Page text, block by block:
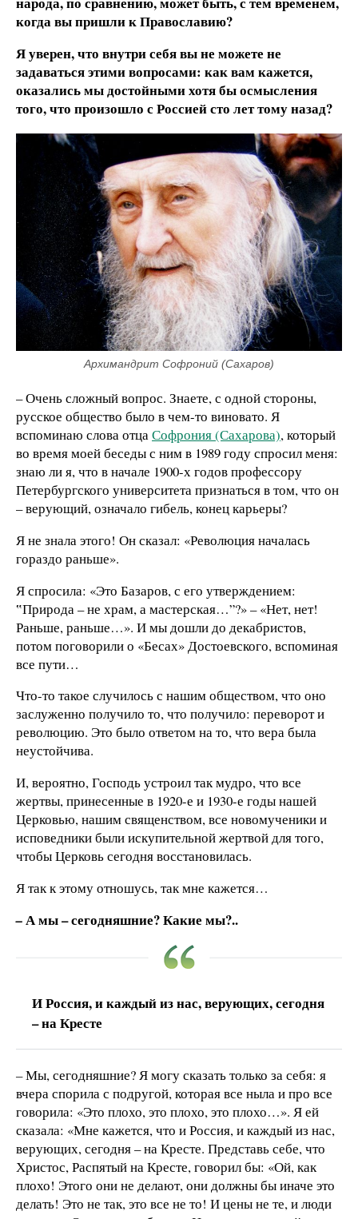
когда вы пришли к Православию?
Я уверен, что внутри себя вы не можете не
задаваться этими вопросами: как вам кажется,
оказались мы достойными хотя бы осмысления
того, что произошло с Россией сто лет тому назад?
Архимандрит Софроний (Сахаров)
– Очень сложный вопрос. Знаете, с одной стороны,
русское общество было в чем-то виновато. Я
вспоминаю слова отцаСофрония (Сахарова), который
во время моей беседы с ним в 1989 году спросил меня:
знаю ли я, что в начале 1900-х годов профессору
Петербургского университета признаться в том, что он
– верующий, означало гибель, конец карьеры?
Я не знала этого! Он сказал: «Революция началась
гораздо раньше».
Я спросила: «Это Базаров, с его утверждением:
‟Природа – не храм, а мастерская…”?» – «Нет, нет!
Раньше, раньше…». И мы дошли до декабристов,
потом поговорили о «Бесах» Достоевского, вспоминая
все пути…
Что-то такое случилось с нашим обществом, что оно
заслуженно получило то, что получило: переворот и
революцию. Это было ответом на то, что вера была
неустойчива.
И, вероятно, Господь устроил так мудро, что все
жертвы, принесенные в 1920-е и 1930-е годы нашей
Церковью, нашим священством, все новомученики и
исповедники были искупительной жертвой для того,
чтобы Церковь сегодня восстановилась.
Я так к этому отношусь, так мне кажется…
–А мы – сегодняшние? Какие мы?..
И Россия, и каждый из нас, верующих, сегодня
– на Кресте
–Мы, сегодняшние? Я могу сказать только за себя: я
вчера спорила с подругой, которая все ныла и про все
говорила: «Это плохо, это плохо, это плохо…». Я ей
сказала: «Мне кажется, что и Россия, и каждый из нас,
верующих, сегодня – на Кресте. Представь себе, что
Христос, Распятый на Кресте, говорил бы: «Ой, как
плохо! Этого они не делают, они должны бы иначе это
делать! Это не так, это все не то! И цены не те, и люди